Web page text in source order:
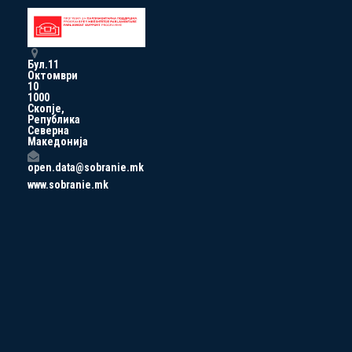
Бул.11
Октомври
10
1000
Скопје,
Република
Северна
Македонија
open.data@sobranie.mk
www.sobranie.mk